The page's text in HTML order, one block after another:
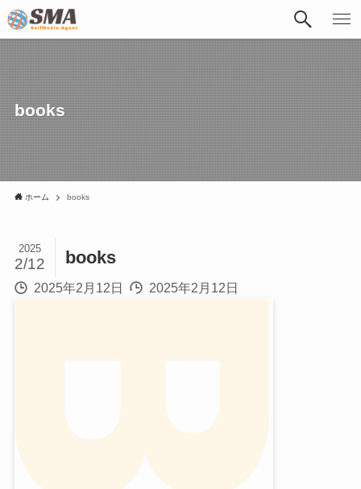
books
ホーム books
books
2025
2/12
2025年2月12日 2025年2月12日